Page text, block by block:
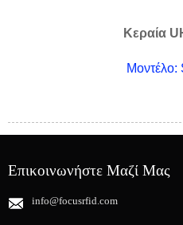
Κεραία
Μοντέλο:
Επικοινωνήστε Μαζί Μας
info@focusrfid.com